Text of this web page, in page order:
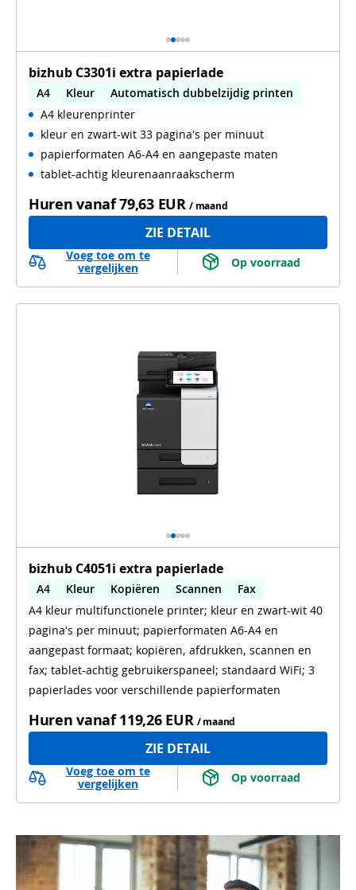
bizhub C3301i extra papierlade
A4 Kleur
Automatisch dubbelzijdig printen
WiFi
A4 kleurenprinter
kleur en zwart-wit 33 pagina's per minuut
papierformaten A6-A4 en aangepaste maten
tablet-achtig kleurenaanraakscherm
Huren vanaf79,63 EUR / maand
ZIE DETAIL
Voeg toe om te
vergelijken
Op voorraad
bizhub C4051i extra papierlade
A4 Kleur Kopiëren Scannen
Fax
Automatisch dubbelzijdig printen
WiFi
A4 kleur multifunctionele printer; kleur en zwart-wit 40
pagina's per minuut; papierformaten A6-A4 en
aangepast formaat; kopiëren, afdrukken, scannen en
fax; tablet-achtig gebruikerspaneel; standaard WiFi; 3
papierlades voor verschillende papierformaten
Huren vanaf 119,26 EUR / maand
ZIE DETAIL
Voeg toe om te
vergelijken
Op voorraad